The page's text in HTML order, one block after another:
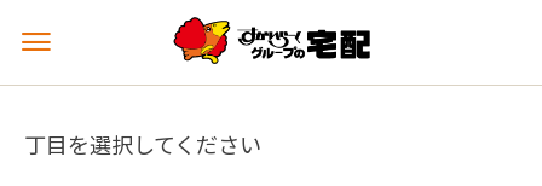
メ
ュ
を
丁目を選択してください